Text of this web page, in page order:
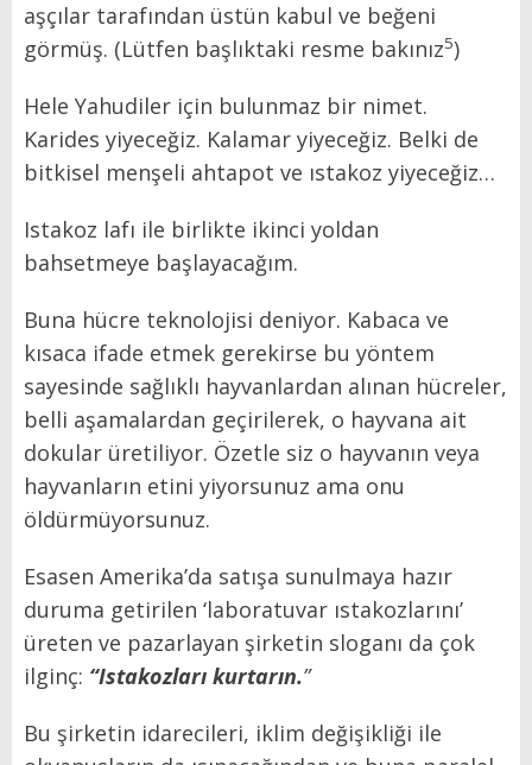
aşçılar tarafından üstün kabul ve beğeni
görmüş. (Lütfen başlıktaki resme bakınız5)
Hele Yahudiler için bulunmaz bir nimet.
Karides yiyeceğiz. Kalamar yiyeceğiz. Belki de
bitkisel menşeli ahtapot ve ıstakoz yiyeceğiz…
Istakoz lafı ile birlikte ikinci yoldan
bahsetmeye başlayacağım.
Buna hücre teknolojisi deniyor. Kabaca ve
kısaca ifade etmek gerekirse bu yöntem
sayesinde sağlıklı hayvanlardan alınan hücreler,
belli aşamalardan geçirilerek, o hayvana ait
dokular üretiliyor. Özetle siz o hayvanın veya
hayvanların etini yiyorsunuz ama onu
öldürmüyorsunuz.
Esasen Amerika’da satışa sunulmaya hazır
duruma getirilen ‘laboratuvar ıstakozlarını’
üreten ve pazarlayan şirketin sloganı da çok
ilginç: “Istakozları kurtarın.”
Bu şirketin idarecileri, iklim değişikliği ile